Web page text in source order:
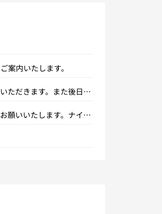
案内いたします。
ただきます。また後日お
願いいたします。ナイス